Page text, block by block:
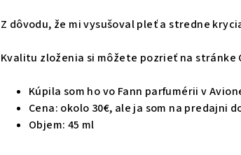
Z dôvodu, že mi vysušoval pleť a stredne
Kvalitu zloženia si môžete pozrieť na stránke
Kúpila som ho vo Fann parfumérii v
Cena: okolo 30€, ale ja som na predajni
Objem: 45 ml